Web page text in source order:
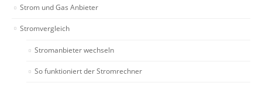
Strom und Gas Anbieter
Stromvergleich
Stromanbieter wechseln
So funktioniert der Stromrechner